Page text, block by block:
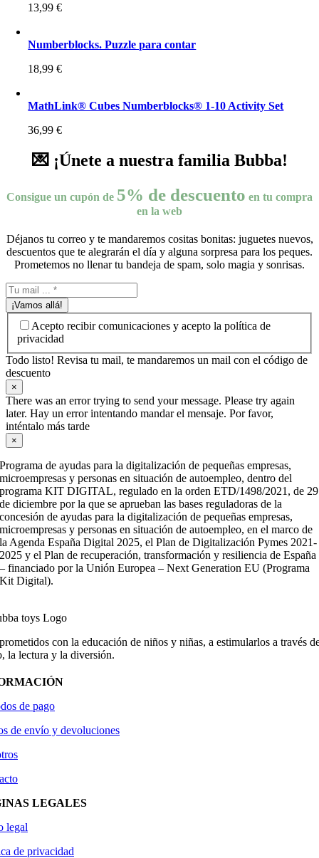
13,99€
Numberblocks. Puzzle para contar
18,99€
MathLink® Cubes Numberblocks® 1-10 Activity Set
36,99€
💌 ¡Únete a nuestra familia Bubba!
Consigue un cupón de 5% de descuento en tu compra
en la web
Déjanos tu correo y te mandaremos cositas bonitas: juguetes nuevos,
descuentos que te alegrarán el día y alguna sorpresa para los peques.
Prometemos no llenar tu bandeja de spam, solo magia y sonrisas.
¡Vamos allá!
Acepto recibir comunicaciones y acepto la política de
privacidad
Todo listo! Revisa tu mail, te mandaremos un mail con el código de
descuento
×
There was an error trying to send your message. Please try again
later. Hay un error intentando mandar el mensaje. Por favor,
inténtalo más tarde
×
Programa de ayudas para la digitalización de pequeñas empresas,
microempresas y personas en situación de autoempleo, dentro del
programa KIT DIGITAL, regulado en la orden ETD/1498/2021, de 29
de diciembre por la que se aprueban las bases reguladoras de la
concesión de ayudas para la digitalización de pequeñas empresas,
microempresas y personas en situación de autoempleo, en el marco de
la Agenda España Digital 2025, el Plan de Digitalización Pymes 2021-
2025 y el Plan de recuperación, transformación y resiliencia de España
– financiado por la Unión Europea – Next Generation EU (Programa
Kit Digital).
con la educación de niños y niñas, a estimularlos a través
la lectura y la diversión.
de pago
de envío y devoluciones
LEGALES
legal
de privacidad